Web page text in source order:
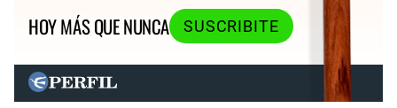
HOY MÁS QUE NUNCA
SUSCRIBITE